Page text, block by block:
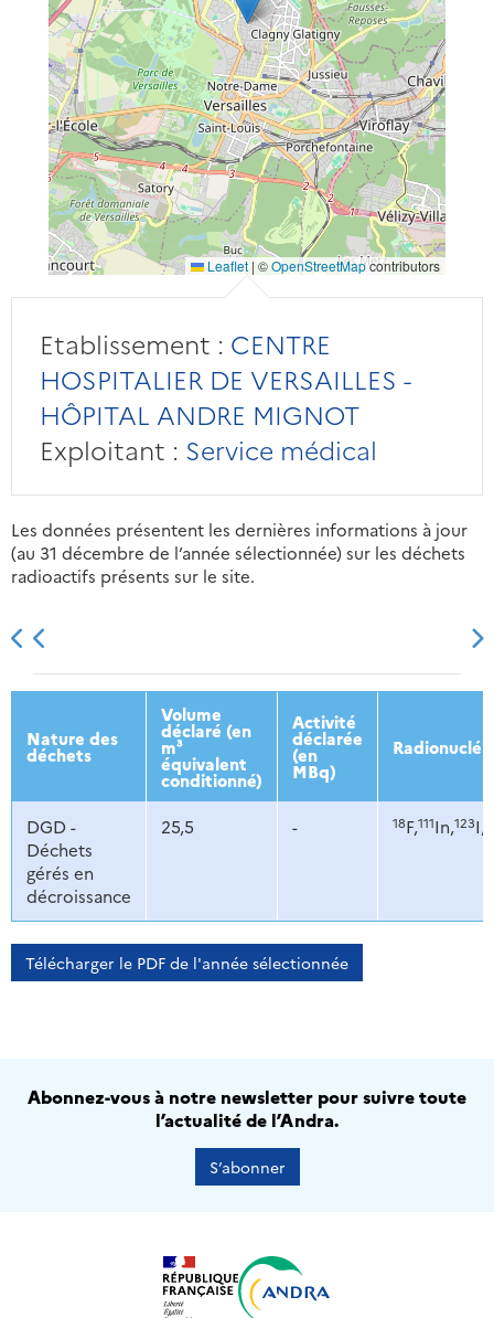
Leaflet | ©OpenStreetMapcontributors
Etablissement : CENTRE
HOSPITALIER DE VERSAILLES -
HÔPITAL ANDRE MIGNOT
Exploitant : Service médical
Les données présentent les dernières informations à jour
(au 31 décembre de l’année sélectionnée) sur les déchets
radioactifs présents sur le site.
2013 2014 2015 2016
Nature des
déchets
Volume
déclaré (en
m³
équivalent
conditionné)
Activité
déclarée
(en
MBq)
DGD -
Déchets
gérés en
décroissance
25,5 - 18F,111In,123I,
Télécharger le PDF de l'année sélectionnée
Abonnez-vous à notre newsletter pour suivre toute
l’actualité de l’Andra.
S’abonner